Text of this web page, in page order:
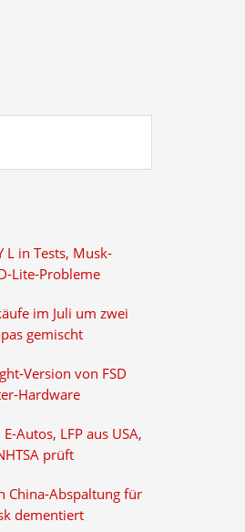
L in Tests, Musk-
Lite-Probleme
im Juli um zwei
gemischt
Version von FSD
Hardware
Autos, LFP aus USA,
prüft
China-Abspaltung für
dementiert